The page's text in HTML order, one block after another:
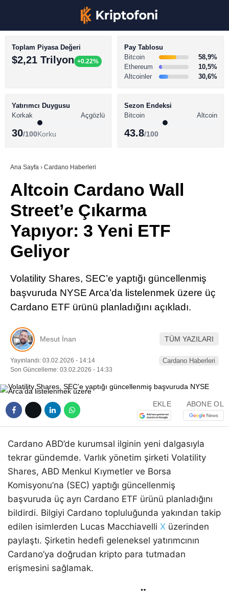
Youtube
BİTCOİN HABERLERİ
ALTCOİN HABERLERİ
SÖZLÜK
Toplam Piyasa Değeri
$2,21 Trilyon +0.22%
Pay Tablosu
Bitcoin
58,9%
Ethereum
10,5%
Altcoinler
30,6%
Yatırımcı Duygusu
Korkak
Açgözlü
30/100Korku
Sezon Endeksi
Bitcoin
Altcoin
43.8/100
Ana Sayfa › Cardano Haberleri
Altcoin Cardano Wall
Street’e Çıkarma
Yapıyor: 3 Yeni ETF
Geliyor
Volatility Shares, SEC’e yaptığı güncellenmiş
başvuruda NYSE Arca’da listelenmek üzere üç
Cardano ETF ürünü planladığını açıkladı.
Mesut İnan TÜM YAZILARI
Yayınlandı: 03.02.2026 - 14:14
Son Güncelleme: 03.02.2026 - 14:33
Cardano Haberleri
EKLE ABONE OL
Cardano ABD’de kurumsal ilginin yeni dalgasıyla
tekrar gündemde. Varlık yönetim şirketi Volatility
Shares, ABD Menkul Kıymetler ve Borsa
Komisyonu’na (SEC) yaptığı güncellenmiş
başvuruda üç ayrı Cardano ETF ürünü planladığını
bildirdi. Bilgiyi Cardano topluluğunda yakından takip
edilen isimlerden Lucas Macchiavelli X üzerinden
paylaştı. Şirketin hedefi geleneksel yatırımcının
Cardano’ya doğrudan kripto para tutmadan
erişmesini sağlamak.